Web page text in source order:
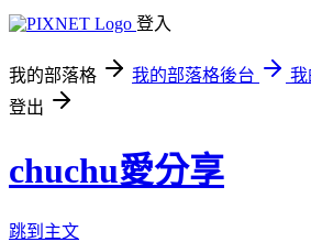
登入
我的部落格 我的部落格後台
我
登出
chuchu愛分享
跳到主文